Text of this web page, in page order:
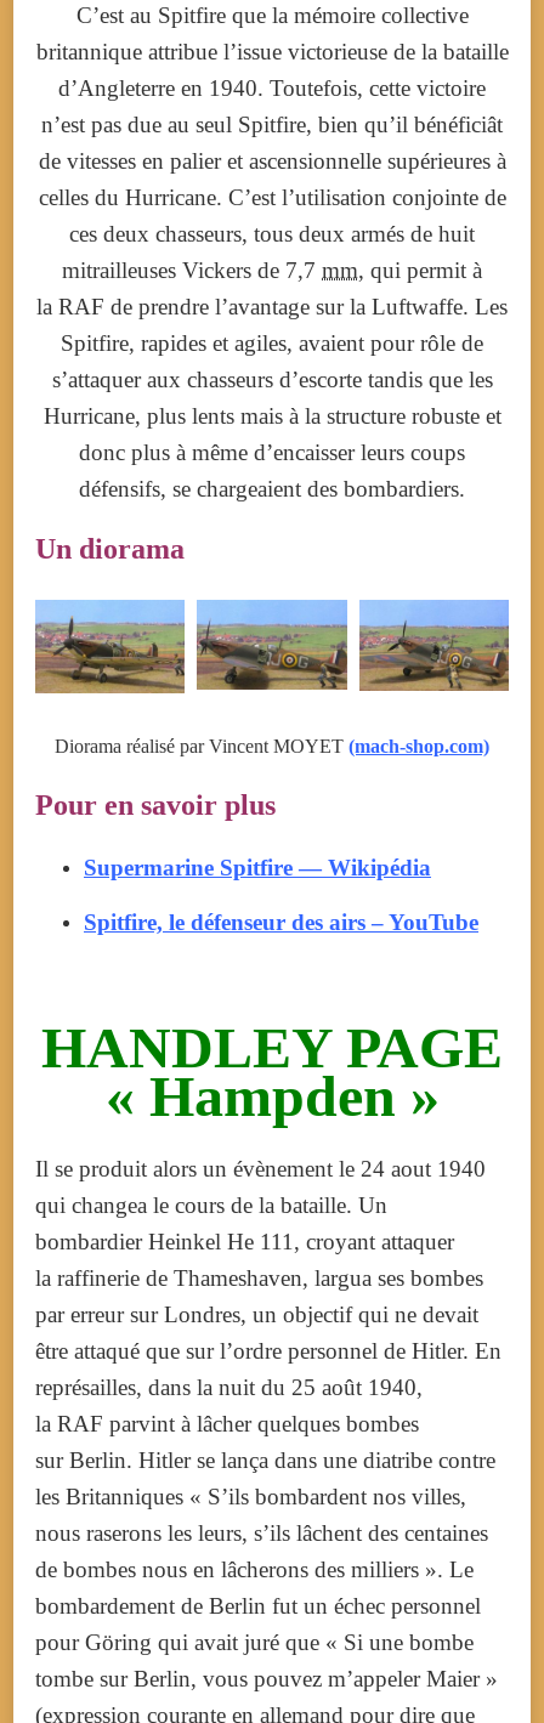
C’est au Spitfire que la mémoire collective
britannique attribue l’issue victorieuse de la bataille
d’Angleterre en 1940. Toutefois, cette victoire
n’est pas due au seul Spitfire, bien qu’il bénéficiât
de vitesses en palier et ascensionnelle supérieures à
celles du Hurricane. C’est l’utilisation conjointe de
ces deux chasseurs, tous deux armés de huit
mitrailleuses Vickers de 7,7 mm, qui permit à
la RAF de prendre l’avantage sur la Luftwaffe. Les
Spitfire, rapides et agiles, avaient pour rôle de
s’attaquer aux chasseurs d’escorte tandis que les
Hurricane, plus lents mais à la structure robuste et
donc plus à même d’encaisser leurs coups
défensifs, se chargeaient des bombardiers.
Un diorama
Diorama réalisé par Vincent MOYET (mach-shop.com)
Pour en savoir plus
Supermarine Spitfire — Wikipédia
Spitfire, le défenseur des airs – YouTube
HANDLEY PAGE
« Hampden »
Il se produit alors un évènement le 24 aout 1940
qui changea le cours de la bataille. Un
bombardier Heinkel He 111, croyant attaquer
la raffinerie de Thameshaven, largua ses bombes
par erreur sur Londres, un objectif qui ne devait
être attaqué que sur l’ordre personnel de Hitler. En
représailles, dans la nuit du 25 août 1940,
la RAF parvint à lâcher quelques bombes
sur Berlin. Hitler se lança dans une diatribe contre
les Britanniques « S’ils bombardent nos villes,
nous raserons les leurs, s’ils lâchent des centaines
de bombes nous en lâcherons des milliers ». Le
bombardement de Berlin fut un échec personnel
pour Göring qui avait juré que « Si une bombe
tombe sur Berlin, vous pouvez m’appeler Maier »
(expression courante en allemand pour dire que